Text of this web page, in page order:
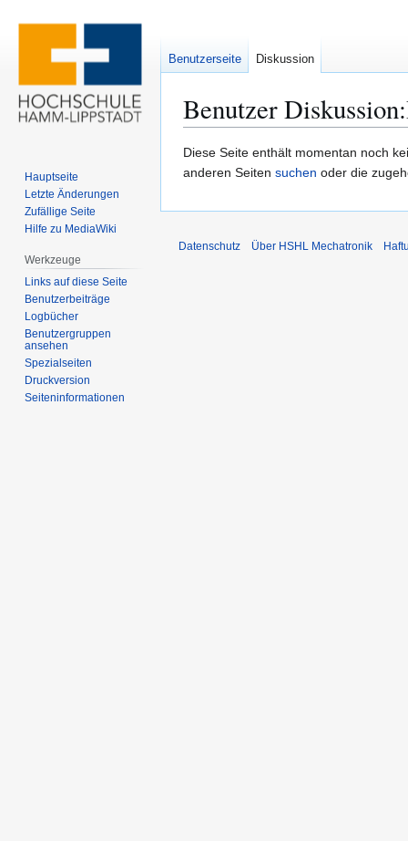
Benutzer Diskussion:
Zur
Navigation
Zur
Suche
Diese Seite enthält momentan noch
anderen Seiten suchen oder die
Benutzerseite Diskussion
Hauptseite
Letzte Änderungen
Zufällige Seite
Hilfe zu MediaWiki
Werkzeuge
Links auf diese Seite
Benutzerbeiträge
Logbücher
Benutzergruppen
ansehen
Spezialseiten
Druckversion
Seiten­­informationen
Datenschutz Über HSHL Mechatronik